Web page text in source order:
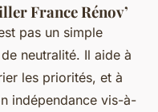
France Rénov’
pas un simple
neutralité. Il aide à
les priorités, et à
indépendance vis-à-